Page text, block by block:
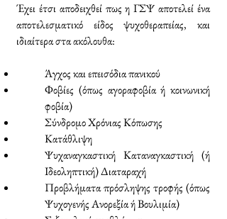
Έχει έτσι αποδειχθεί πως η ΓΣΨ αποτελεί ένα
αποτελεσματικό είδος ψυχοθεραπείας, και
ιδιαίτερα στα ακόλουθα:
Άγχος και επεισόδια πανικού
Φοβίες (όπως αγοραφοβία ή κοινωνική
φοβία)
Σύνδρομο Χρόνιας Κόπωσης
Κατάθλιψη
Ψυχαναγκαστική Καταναγκαστική (ή
Ιδεοληπτική) Διαταραχή
Προβλήματα πρόσληψης τροφής (όπως
Ψυχογενής Ανορεξία ή Βουλιμία)